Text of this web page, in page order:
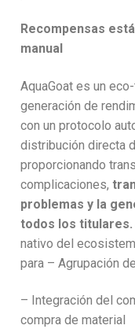
Recompensas
manual
AquaGoat es un
generación de
con un protocolo
distribución directa
proporcionando
complicaciones,
problemas y la
todos los titulares.
nativo del
para – Agrupación
– Integración del
compra de material